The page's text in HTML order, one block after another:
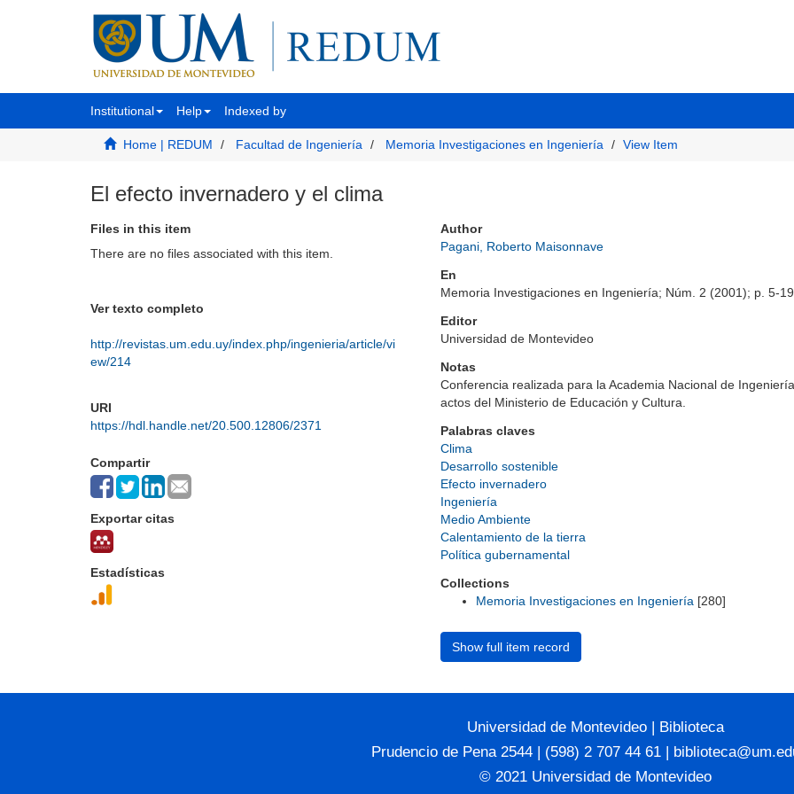
Institutional Help Indexed by
Home | REDUM Facultad de Ingeniería Memoria Investigaciones en Ingeniería View Item
El efecto invernadero y el clima
Files in this item
There are no files associated with this item.
Ver texto completo
http://revistas.um.edu.uy/index.php/ingenieria/article/vi
ew/214
URI
https://hdl.handle.net/20.500.12806/2371
Compartir
Exportar citas
Estadísticas
Author
Pagani, Roberto Maisonnave
En
Memoria Investigaciones en Ingeniería; Núm. 2 (2001); p. 5-19
Editor
Universidad de Montevideo
Notas
Conferencia realizada para la Academia Nacional de
actos del Ministerio de Educación y Cultura.
Palabras claves
Clima
Desarrollo sostenible
Efecto invernadero
Ingeniería
Medio Ambiente
Calentamiento de la tierra
Política gubernamental
Collections
Memoria Investigaciones en Ingeniería [280]
Show full item record
Universidad de Montevideo | Biblioteca
Prudencio de Pena 2544 | (598) 2 707 44 61 |
© 2021 Universidad de Montevideo